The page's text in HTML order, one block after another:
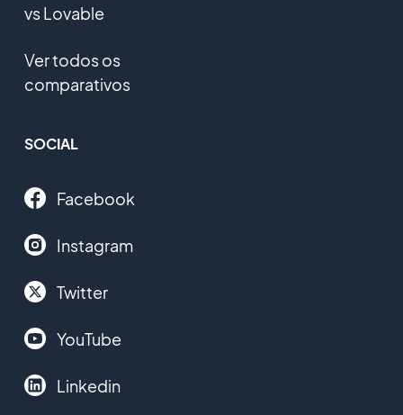
vs Lovable
Ver todos os
comparativos
SOCIAL
Facebook
Instagram
Twitter
YouTube
Linkedin